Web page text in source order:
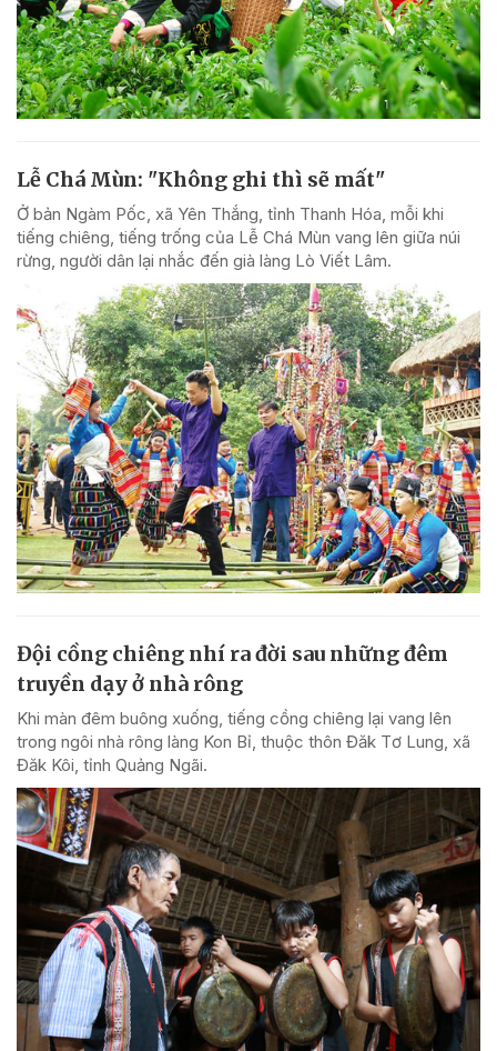
Lễ Chá Mùn: "Không ghi thì sẽ mất"
Ở bản Ngàm Pốc, xã Yên Thắng, tỉnh Thanh Hóa, mỗi khi
tiếng chiêng, tiếng trống của Lễ Chá Mùn vang lên giữa núi
rừng, người dân lại nhắc đến già làng Lò Viết Lâm.
Đội cồng chiêng nhí ra đời sau những đêm
truyền dạy ở nhà rông
Khi màn đêm buông xuống, tiếng cồng chiêng lại vang lên
trong ngôi nhà rông làng Kon Bỉ, thuộc thôn Đăk Tơ Lung, xã
Đăk Kôi, tỉnh Quảng Ngãi.